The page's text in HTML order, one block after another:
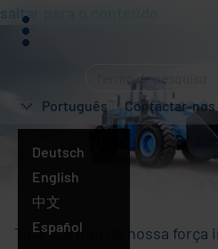
saltar para o conteúdo
menu
Português
Deutsch
English
中文
Español
Contactar-nos
Tirar partido da nossa força
que
está